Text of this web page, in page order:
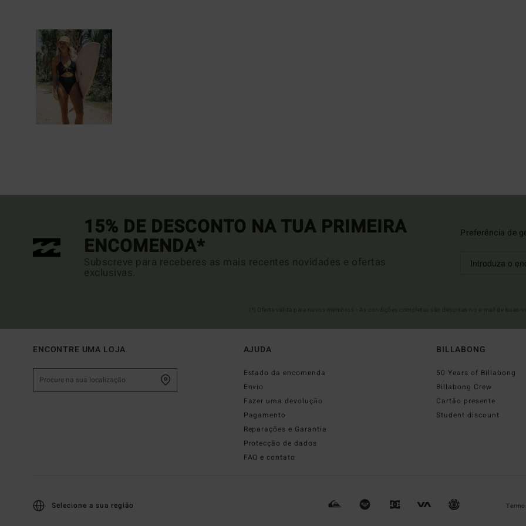
15% DE DESCONTO NA TUA PRIMEIRA
ENCOMENDA*
Subscreve para receberes as mais recentes novidades e ofertas
exclusivas.
Preferência de
ENCONTRE UMA LOJA AJUDA
Estado da encomenda
Envio
Fazer uma devolução
Pagamento
Reparações e Garantia
Protecção de dados
FAQ e contato
BILLABONG
50 Years of Billabong
Billabong Crew
Cartão presente
Student discount
Selecione a sua região